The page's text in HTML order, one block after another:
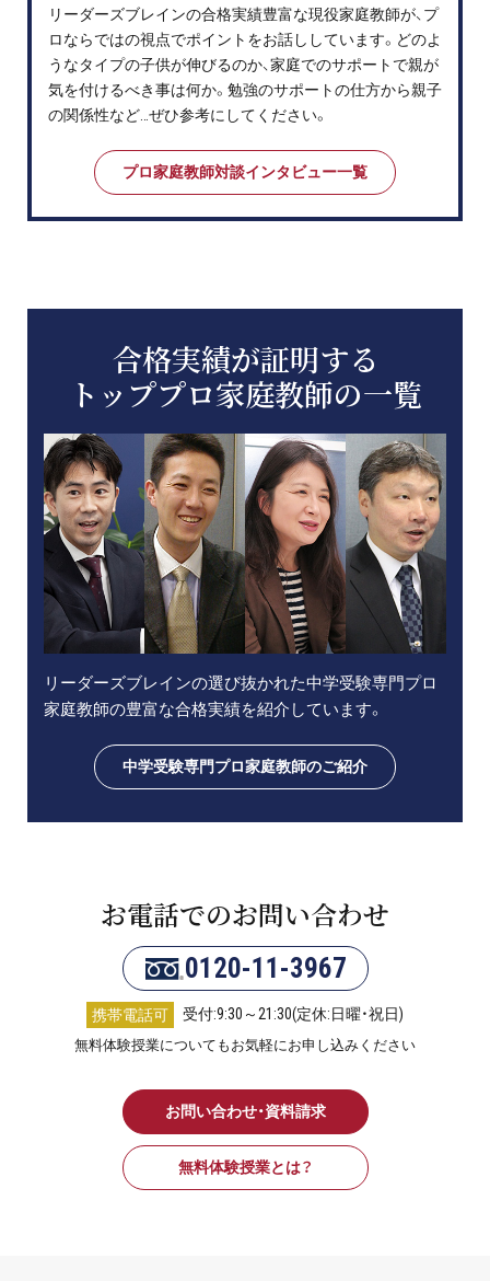
リーダーズブレインの合格実績豊富な現役家庭教師が、プ
ロならではの視点でポイントをお話ししています。どのよ
うなタイプの子供が伸びるのか、家庭でのサポートで親が
気を付けるべき事は何か。勉強のサポートの仕方から親子
の関係性など…ぜひ参考にしてください。
プロ家庭教師対談インタビュー一覧
合格実績が証明する
トッププロ家庭教師の一覧
リーダーズブレインの選び抜かれた中学受験専門プロ
家庭教師の豊富な合格実績を紹介しています。
中学受験専門プロ家庭教師のご紹介
お電話でのお問い合わせ
0120-11-3967
携帯電話可 受付:9:30～21:30(定休:日曜・祝日)
無料体験授業についてもお気軽にお申し込みください
お問い合わせ・資料請求
無料体験授業とは？